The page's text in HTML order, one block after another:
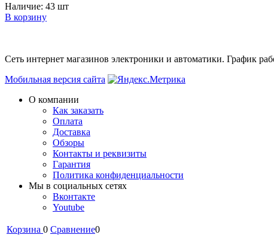
Наличие: 43 шт
В корзину
Сеть интернет магазинов электроники и автоматики. График
Мобильная версия сайта
О компании
Как заказать
Оплата
Доставка
Обзоры
Контакты и реквизиты
Гарантия
Политика конфиденциальности
Мы в cоциальных сетях
Вконтакте
Youtube
Корзина 0 Сравнение0